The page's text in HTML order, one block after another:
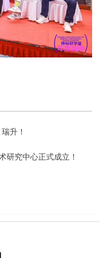
升！
研究中心正式成立！